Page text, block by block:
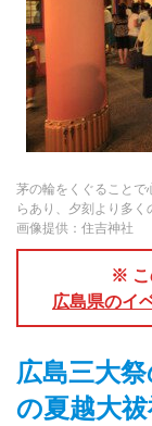
茅の輪をくぐること
らあり、夕刻より多く
画像提供：住吉神社
※ こ
広島県のイ
広島三大
の夏越大